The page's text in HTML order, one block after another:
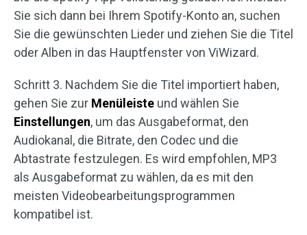
Sie sich dann bei Ihrem Spotify-Konto an, suchen
Sie die gewünschten Lieder und ziehen Sie die Titel
oder Alben in das Hauptfenster von ViWizard.
Schritt 3. Nachdem Sie die Titel importiert haben,
gehen Sie zur Menüleiste und wählen Sie
Einstellungen, um das Ausgabeformat, den
Audiokanal, die Bitrate, den Codec und die
Abtastrate festzulegen. Es wird empfohlen, MP3
als Ausgabeformat zu wählen, da es mit den
meisten Videobearbeitungsprogrammen
kompatibel ist.